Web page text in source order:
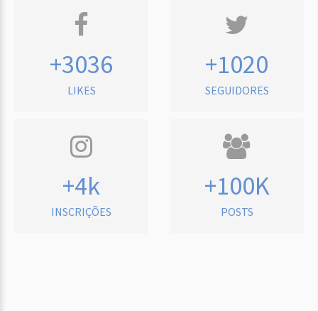
+3036
LIKES
+1020
SEGUIDORES
+4k
INSCRIÇÕES
+100K
POSTS